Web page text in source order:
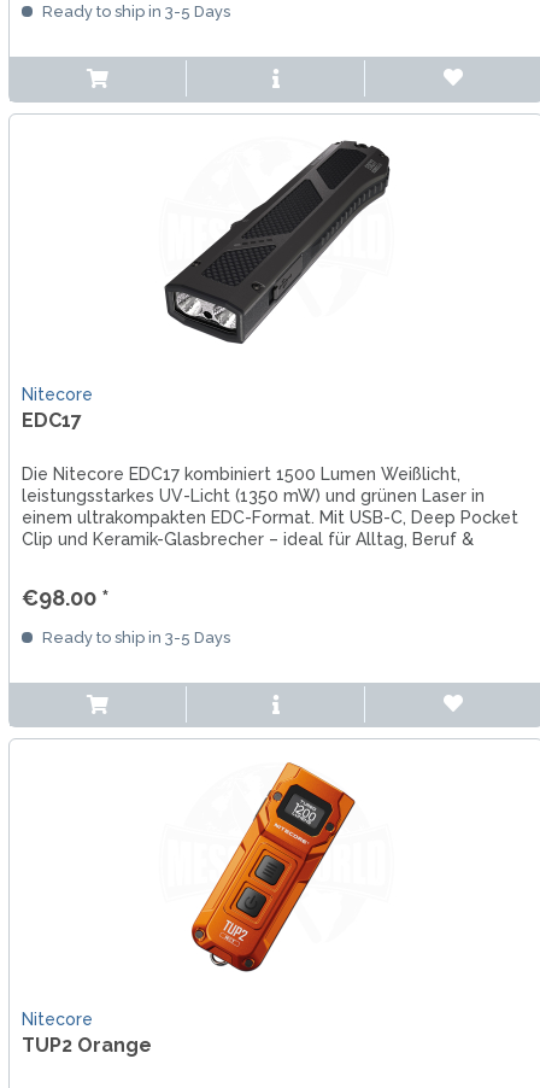
Ready to ship in 3-5 Days
Nitecore
EDC17
Die Nitecore EDC17 kombiniert 1500 Lumen Weißlicht,
leistungsstarkes UV-Licht (1350 mW) und grünen Laser in
einem ultrakompakten EDC-Format. Mit USB-C, Deep Pocket
Clip und Keramik-Glasbrecher – ideal für Alltag, Beruf &
€98.00 *
Ready to ship in 3-5 Days
Nitecore
TUP2 Orange